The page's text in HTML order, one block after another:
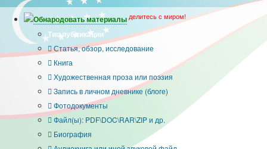
Обнародовать материалы делитесь с миром!
Тип публикации
Статья, обзор, исследование
Книга
Художественная проза или поэзия
Запись в личном дневнике (блоге)
Фотодокументы
Файл(ы): PDF\DOC\RAR\ZIP и др.
Биография